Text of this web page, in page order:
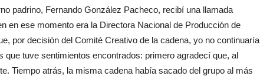
padrino, Fernando González Pacheco, recibí una llamada
en ese momento era la Directora Nacional de Producción de
por decisión del Comité Creativo de la cadena, yo no continuaría
que tuve sentimientos encontrados: primero agradecí que, al
Tiempo atrás, la misma cadena había sacado del grupo al más